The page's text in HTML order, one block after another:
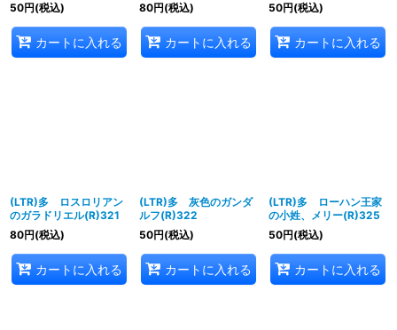
50円(税込)
カートに入れる
80円(税込)
カートに入れる
50円(税込)
カートに入れる
(LTR)多 ロスロリアン
のガラドリエル(R)321
80円(税込)
カートに入れる
(LTR)多 灰色のガンダ
ルフ(R)322
50円(税込)
カートに入れる
(LTR)多 ローハン王家
の小姓、メリー(R)325
50円(税込)
カートに入れる